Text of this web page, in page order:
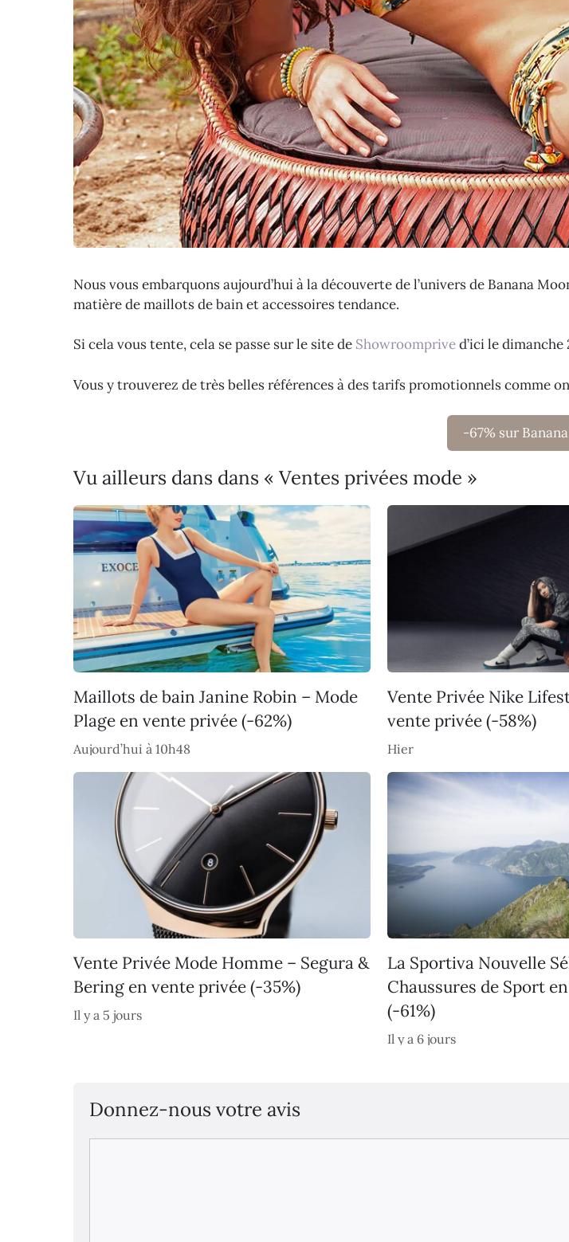
Nous vous embarquons aujourd’hui à la découverte de l’univers de Banana
matière de maillots de bain et accessoires tendance.
Si cela vous tente, cela se passe sur le site de Showroomprived’ici le
Vous y trouverez de très belles références à des tarifs promotionnels comme
-67% sur
Vu ailleurs dans dans « Ventes privées mode »
Maillots de bain Janine Robin – Mode
Plage en vente privée (-62%)
Aujourd’hui à 10h48
Vente Privée Nike
vente privée (-58%)
Hier
Vente Privée Mode Homme – Segura &
Bering en vente privée (-35%)
Il y a 5 jours
La Sportiva Nouvelle
Chaussures de Sport
(-61%)
Il y a 6 jours
Donnez-nous votre avis